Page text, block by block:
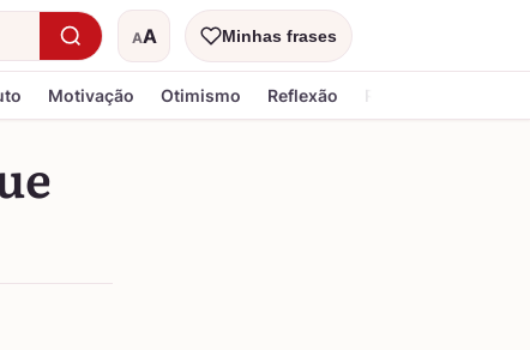
AA
Tamanho do textoMinhas frases
Motivação Otimismo Reflexão Religiosa